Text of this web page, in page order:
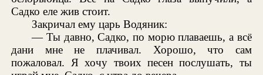
Садко еле жив стоит.
Закричал ему царь Водяник:
— Ты давно, Садко, по морю плаваешь, а всё
дани мне не плачивал. Хорошо, что сам
пожаловал. Я хочу твоих песен послушать, ты